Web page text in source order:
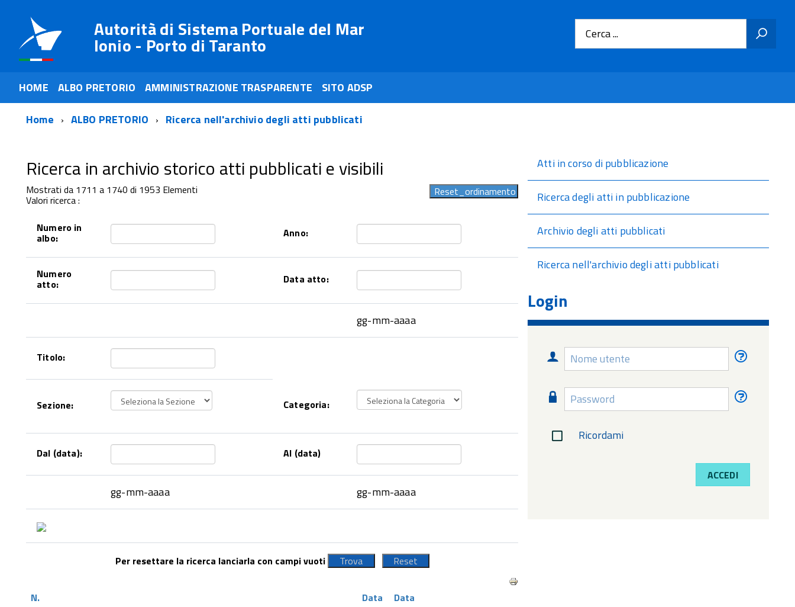
Autorità di Sistema Portuale del Mar
Ionio - Porto di Taranto Cerca ...
HOME ALBO PRETORIO AMMINISTRAZIONE TRASPARENTE
SITO ADSP
Home
ALBO PRETORIO Ricerca nell'archivio degli atti pubblicati
Ricerca in archivio storico atti pubblicati e visibili
Mostrati da 1711 a 1740 di 1953 Elementi
Valori ricerca :
Numero in
albo: Anno:
Numero
atto: Data atto:
gg-mm-aaaa
Titolo:
Sezione: Categoria:
Dal (data): Al (data)
gg-mm-aaaa gg-mm-aaaa
Per resettare la ricerca lanciarla con campi vuoti
N.
Data
Data
Atti in corso di pubblicazione
Ricerca degli atti in pubblicazione
Archivio degli atti pubblicati
Ricerca nell'archivio degli atti pubblicati
Login
Nome
utente
Nome
utente
Password
Password
Ricordami
ACCEDI